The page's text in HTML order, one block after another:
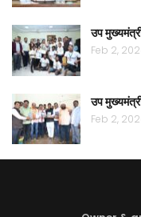
उप
Feb 2,
उप
Feb 2,